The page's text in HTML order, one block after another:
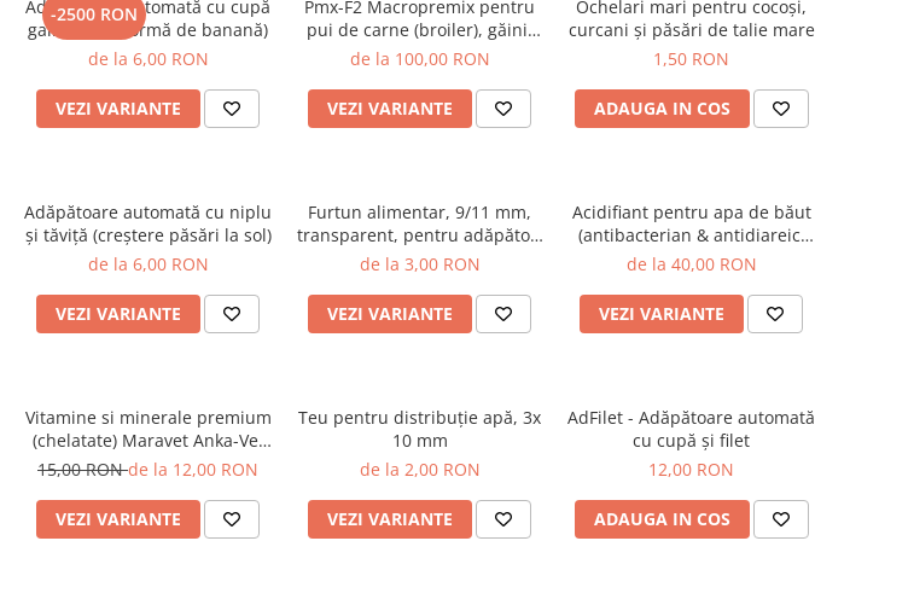
-2500 RON
Adăpătoare automată cu cupă
galbenă (în formă de banană)
de la 6,00 RON
VEZI VARIANTE
Pmx-F2 Macropremix pentru
pui de carne (broiler), găini,
fazani, emu şi struţi
de la 100,00 RON
VEZI VARIANTE
Ochelari mari pentru cocoşi,
curcani şi păsări de talie mare
1,50 RON
ADAUGA IN COS
Adăpătoare automată cu niplu
şi tăviţă (creştere păsări la sol)
de la 6,00 RON
VEZI VARIANTE
Furtun alimentar, 9/11 mm,
transparent, pentru adăpători
automate
de la 3,00 RON
VEZI VARIANTE
Acidifiant pentru apa de băut
(antibacterian & antidiareic)
pentru păsări, porci şi iepuri
de la 40,00 RON
VEZI VARIANTE
Vitamine si minerale premium
(chelatate) Maravet Anka-Vet
CH
15,00 RONde la 12,00 RON
VEZI VARIANTE
Teu pentru distribuţie apă, 3x
10 mm
de la 2,00 RON
VEZI VARIANTE
AdFilet - Adăpătoare automată
cu cupă şi filet
12,00 RON
ADAUGA IN COS